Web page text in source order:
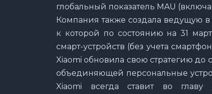
глобальный показатель MAU
Компания также создала ведущую
к которой по состоянию на 31
смарт-устройств (без учета
Xiaomi обновила свою стратегию до
объединяющей персональные
Xiaomi всегда ставит во главу